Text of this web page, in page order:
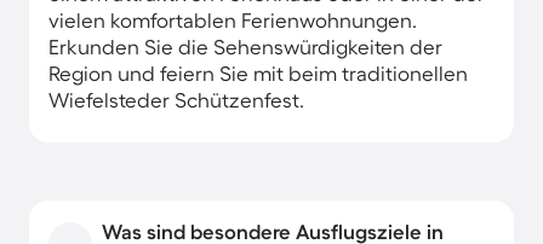
vielen komfortablen Ferienwohnungen.
Erkunden Sie die Sehenswürdigkeiten der
Region und feiern Sie mit beim traditionellen
Wiefelsteder Schützenfest.
Was sind besondere Ausflugsziele in